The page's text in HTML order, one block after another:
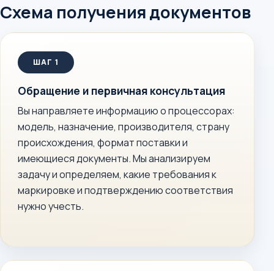
Схема получения документов
Обращение и первичная консультация
Вы направляете информацию о процессорах:
модель, назначение, производителя, страну
происхождения, формат поставки и
имеющиеся документы. Мы анализируем
задачу и определяем, какие требования к
маркировке и подтверждению соответствия
нужно учесть.